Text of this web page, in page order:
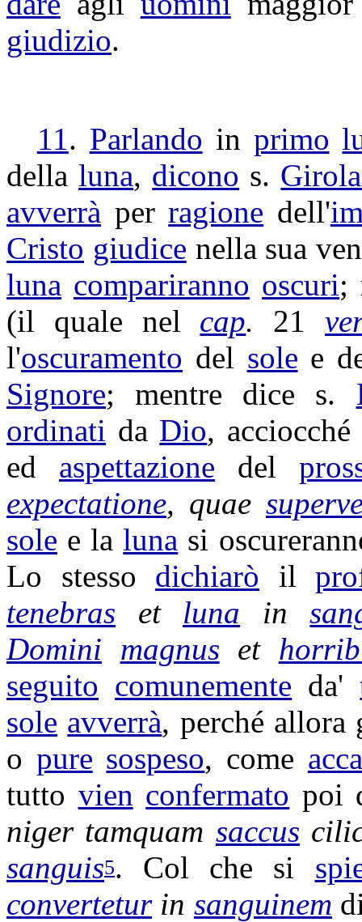
giudizio.
11. Parlando in primo
dellaluna, dicono s.
avverrà perragione dell'
Cristo giudice nella sua
luna compariranno oscuri;
(il quale nel cap. 21
l'oscuramento del sole e
Signore; mentre dice s.
ordinati da Dio,
ed aspettazione del
expectatione, quae
sole e laluna si
Lo stesso dichiarò il
tenebras et luna in
Domini magnus et
seguito comunemente da'
sole avverrà, perché
o pure sospeso, come
tutto vien confermato poi
nigertamquam saccus
sanguis5. Col che si
converteturin sanguinem